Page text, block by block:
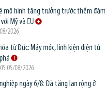
mô hình tăng trưởng trước thềm đàm
Mỹ và EU
2026
từ Đức: Máy móc, linh kiện điện tử
05/08/2026
ngày 6/8: Đà tăng lan rộng ở